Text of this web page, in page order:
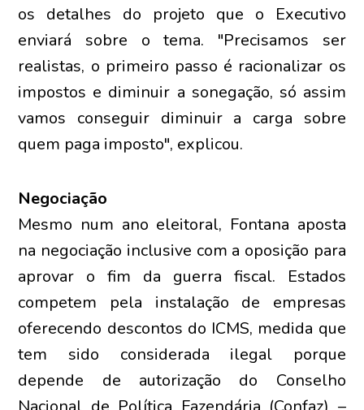
os detalhes do projeto que o Executivo
enviará sobre o tema. "Precisamos ser
realistas, o primeiro passo é racionalizar os
impostos e diminuir a sonegação, só assim
vamos conseguir diminuir a carga sobre
quem paga imposto", explicou.
Negociação
Mesmo num ano eleitoral, Fontana aposta
na negociação inclusive com a oposição para
aprovar o fim da guerra fiscal. Estados
competem pela instalação de empresas
oferecendo descontos do ICMS, medida que
tem sido considerada ilegal porque
depende de autorização do Conselho